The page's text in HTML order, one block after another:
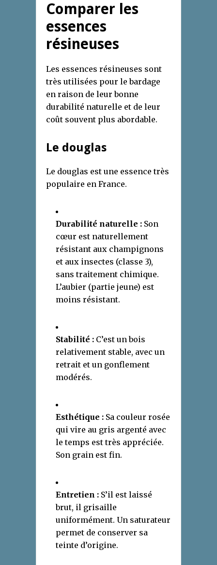
Comparer les
essences
résineuses
Les essences résineuses sont
très utilisées pour le bardage
en raison de leur bonne
durabilité naturelle et de leur
coût souvent plus abordable.
Le douglas
Le douglas est une essence très
populaire en France.
Durabilité naturelle : Son
cœur est naturellement
résistant aux champignons
et aux insectes (classe 3),
sans traitement chimique.
L’aubier (partie jeune) est
moins résistant.
Stabilité : C’est un bois
relativement stable, avec un
retrait et un gonflement
modérés.
Esthétique : Sa couleur rosée
qui vire au gris argenté avec
le temps est très appréciée.
Son grain est fin.
Entretien : S’il est laissé
brut, il grisaille
uniformément. Un saturateur
permet de conserver sa
teinte d’origine.